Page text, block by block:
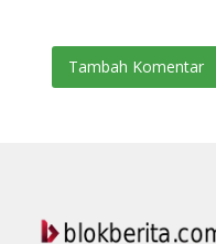
Tambah Komentar